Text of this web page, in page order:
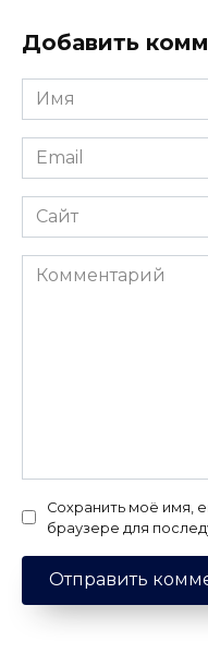
Добавить
Имя
*
Email
*
Сайт
Комментарий
Сохранить моё имя,
браузере для